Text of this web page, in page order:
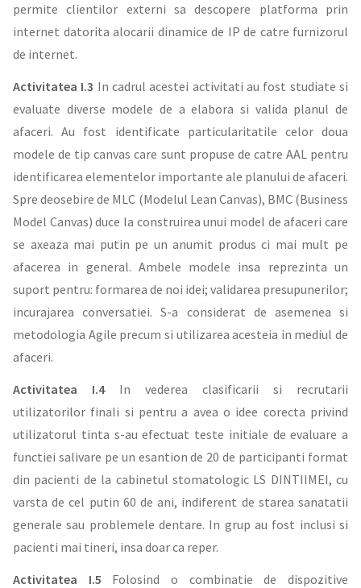
permite clientilor externi sa descopere platforma prin
internet datorita alocarii dinamice de IP de catre furnizorul
de internet.
Activitatea I.3 In cadrul acestei activitati au fost studiate si
evaluate diverse modele de a elabora si valida planul de
afaceri. Au fost identificate particularitatile celor doua
modele de tip canvas care sunt propuse de catre AAL pentru
identificarea elementelor importante ale planului de afaceri.
Spre deosebire de MLC (Modelul Lean Canvas), BMC (Business
Model Canvas) duce la construirea unui model de afaceri care
se axeaza mai putin pe un anumit produs ci mai mult pe
afacerea in general. Ambele modele insa reprezinta un
suport pentru: formarea de noi idei; validarea presupunerilor;
incurajarea conversatiei. S-a considerat de asemenea si
metodologia Agile precum si utilizarea acesteia in mediul de
afaceri.
Activitatea I.4In vederea clasificarii si recrutarii
utilizatorilor finali si pentru a avea o idee corecta privind
utilizatorul tinta s-au efectuat teste initiale de evaluare a
functiei salivare pe un esantion de 20 de participanti format
din pacienti de la cabinetul stomatologic LS DINTIIMEI, cu
varsta de cel putin 60 de ani, indiferent de starea sanatatii
generale sau problemele dentare. In grup au fost inclusi si
pacienti mai tineri, insa doar ca reper.
Activitatea I.5 Folosind o combinatie de dispozitive